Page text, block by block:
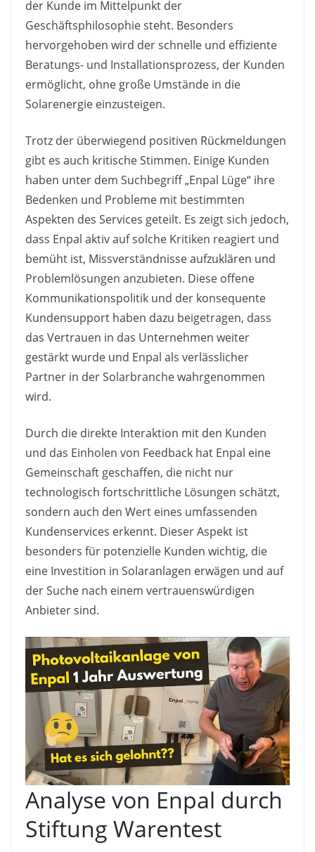
der Kunde im Mittelpunkt der
Geschäftsphilosophie steht. Besonders
hervorgehoben wird der schnelle und effiziente
Beratungs- und Installationsprozess, der Kunden
ermöglicht, ohne große Umstände in die
Solarenergie einzusteigen.
Trotz der überwiegend positiven Rückmeldungen
gibt es auch kritische Stimmen. Einige Kunden
haben unter dem Suchbegriff „Enpal Lüge“ ihre
Bedenken und Probleme mit bestimmten
Aspekten des Services geteilt. Es zeigt sich jedoch,
dass Enpal aktiv auf solche Kritiken reagiert und
bemüht ist, Missverständnisse aufzuklären und
Problemlösungen anzubieten. Diese offene
Kommunikationspolitik und der konsequente
Kundensupport haben dazu beigetragen, dass
das Vertrauen in das Unternehmen weiter
gestärkt wurde und Enpal als verlässlicher
Partner in der Solarbranche wahrgenommen
wird.
Durch die direkte Interaktion mit den Kunden
und das Einholen von Feedback hat Enpal eine
Gemeinschaft geschaffen, die nicht nur
technologisch fortschrittliche Lösungen schätzt,
sondern auch den Wert eines umfassenden
Kundenservices erkennt. Dieser Aspekt ist
besonders für potenzielle Kunden wichtig, die
eine Investition in Solaranlagen erwägen und auf
der Suche nach einem vertrauenswürdigen
Anbieter sind.
Analyse von Enpal durch
Stiftung Warentest